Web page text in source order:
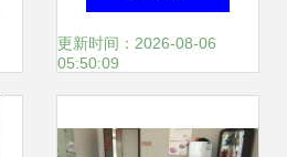
年全球代理商大会
更新时间：2026-08-06
05:50:09